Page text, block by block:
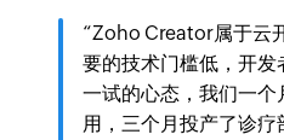
“Zoho Creator属于云
要的技术门槛低，开
一试的心态，我们一
用，三个月投产了诊